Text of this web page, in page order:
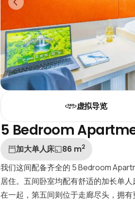
Previous slide
虚拟导览
5 Bedroom
加大单人床
86m2
我们这间配备齐全的 5 Bedroom
居住。五间卧室均配有舒适的加长单
在一起，第五间则位于走廊尽头，拥